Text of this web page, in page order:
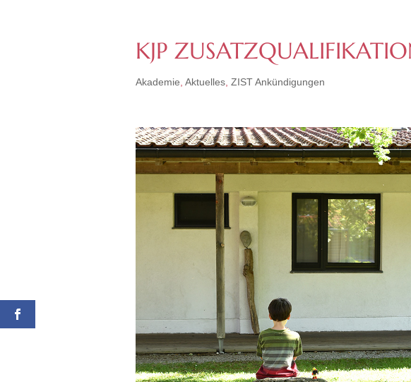
KJP
Akademie Aktuelles ZIST Ankündigungen